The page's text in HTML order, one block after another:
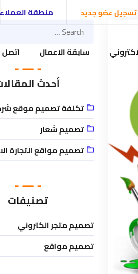
تسجيل عضو جديد منطقة العملاء
سابقة الاعمال اتصل
أحدث
تكلفة تصميم موقع
تصميم شعار
تصميم مواقع التجارة
تصنيفات
تصميم متجر الكتروني
تصميم مواقع